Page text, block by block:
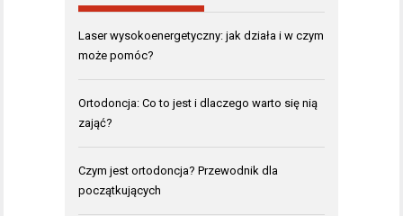
Laser wysokoenergetyczny: jak działa i w czym
może pomóc?
Ortodoncja: Co to jest i dlaczego warto się nią
zająć?
Czym jest ortodoncja? Przewodnik dla
początkujących